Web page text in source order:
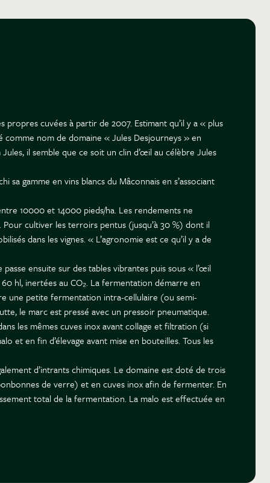
propres cuvées à partir de 2007. Estimant qu’il y a « plus
comme nom de domaine « Jules Desjourneys » en
il semble que ce soit un clin d’œil au célèbre Jules
gamme en vins blancs du Mâconnais en s’associant
10000 et 14000 pieds/ha. Les rendements ne
cultiver les terroirs pentus (jusqu’à 30 %) dont il
dans les vignes. « L’agronomie est ce qu’il y a de
ensuite sur des tables vibrantes puis sous « l’œil
hl, inertées au CO₂. La fermentation démarre en
une petite fermentation intra-cellulaire (ou semi-
le marc est pressé avec un pressoir pneumatique.
les mêmes cuves inox avant collage et filtration (si
et en fin d’élevage avant mise en bouteilles. Tous les
d’intrants chimiques. Le domaine est doté de trois
de verre) et en cuves inox afin de fermenter. En
total de la fermentation. La malo est effectuée en
le vigneron cherche à restituer la « pureté du fruit »,